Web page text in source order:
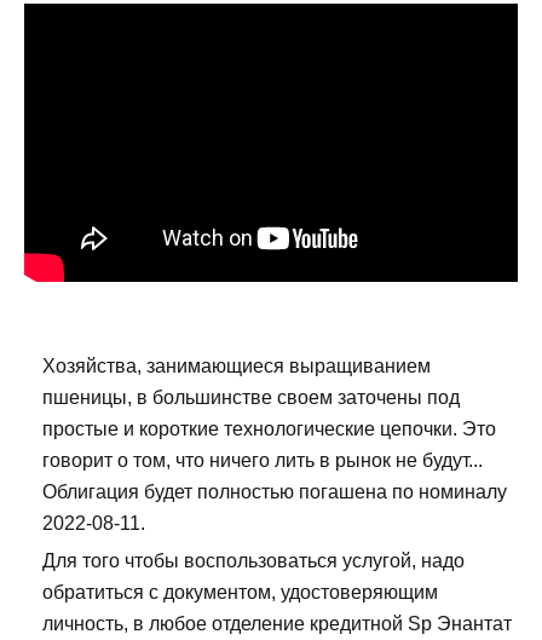
Хозяйства, занимающиеся выращиванием
пшеницы, в большинстве своем заточены под
простые и короткие технологические цепочки. Это
говорит о том, что ничего лить в рынок не будут...
Облигация будет полностью погашена по номиналу
2022-08-11.
Для того чтобы воспользоваться услугой, надо
обратиться с документом, удостоверяющим
личность, в любое отделение кредитной Sp Энантат